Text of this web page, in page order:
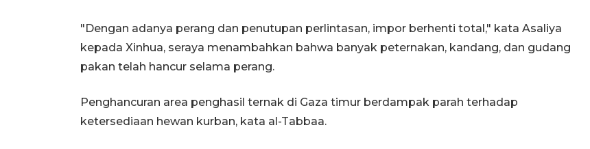
"Dengan adanya perang dan penutupan perlintasan, impor berhenti total," kata Asaliya
kepada Xinhua, seraya menambahkan bahwa banyak peternakan, kandang, dan gudang
pakan telah hancur selama perang.
Penghancuran area penghasil ternak di Gaza timur berdampak parah terhadap
ketersediaan hewan kurban, kata al-Tabbaa.
Vaksin HPV untuk siswa laki-